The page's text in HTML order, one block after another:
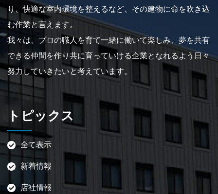
り、快適な室内環境を整えるなど、その建物に命を吹き込
む作業と言えます。
我々は、プロの職人を育て一緒に働いて楽しみ、夢を共有
できる仲間を作り共に育っていける企業となれるよう日々
努力していきたいと考えています。
トピックス
全て表示
新着情報
店社情報